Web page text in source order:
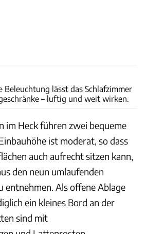
Beleuchtung lässt das Schlafzimmer
– luftig und weit wirken.
im Heck führen zwei bequeme
ist moderat, so dass
auch aufrecht sitzen kann,
den neun umlaufenden
entnehmen. Als offene Ablage
ein kleines Bord an der
sind mit